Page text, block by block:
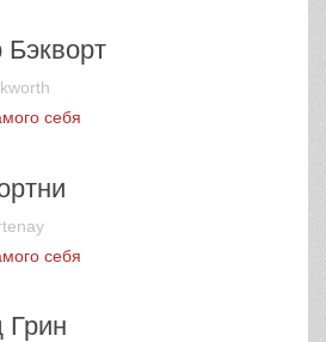
Бэкворт
себя
себя
Грин